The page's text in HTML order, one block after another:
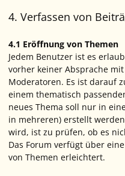
4. Verfassen von
4.1 Eröffnung von Themen
Jedem Benutzer ist es
vorher keiner Absprache
Moderatoren. Es ist darauf
einem thematisch
neues Thema soll nur in
in mehreren) erstellt
wird, ist zu prüfen, ob es
Das Forum verfügt über
von Themen erleichtert.